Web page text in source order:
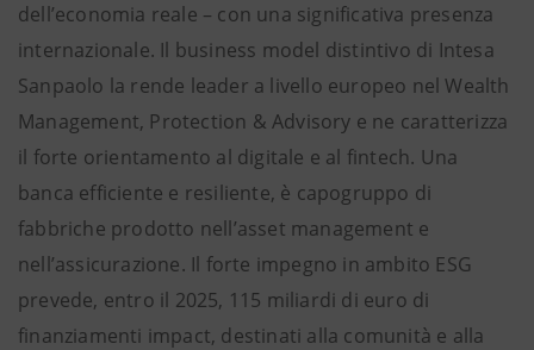
dell’economia reale – con una significativa presenza
internazionale. Il business model distintivo di Intesa
Sanpaolo la rende leader a livello europeo nel Wealth
Management, Protection & Advisory e ne caratterizza
il forte orientamento al digitale e al fintech. Una
banca efficiente e resiliente, è capogruppo di
fabbriche prodotto nell’asset management e
nell’assicurazione. Il forte impegno in ambito ESG
prevede, entro il 2025, 115 miliardi di euro di
finanziamenti impact, destinati alla comunità e alla